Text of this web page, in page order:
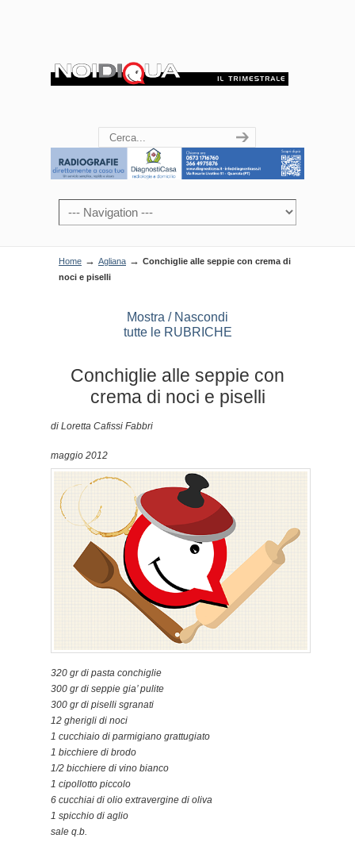
Home → Agliana → Conchiglie alle seppie con crema di
noci e piselli
Mostra / Nascondi
tutte le RUBRICHE
Conchiglie alle seppie con
crema di noci e piselli
di Loretta Cafissi Fabbri
maggio 2012
320 gr di pasta conchiglie
300 gr di seppie gia’ pulite
300 gr di piselli sgranati
12 gherigli di noci
1 cucchiaio di parmigiano grattugiato
1 bicchiere di brodo
1/2 bicchiere di vino bianco
1 cipollotto piccolo
6 cucchiai di olio extravergine di oliva
1 spicchio di aglio
sale q.b.